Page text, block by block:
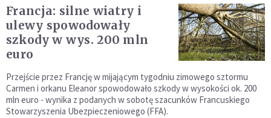
Francja: silne wiatry i
ulewy spowodowały
szkody w wys. 200 mln
euro
Przejście przez Francję w mijającym tygodniu zimowego sztormu
Carmen i orkanu Eleanor spowodowało szkody w wysokości ok. 200
mln euro - wynika z podanych w sobotę szacunków Francuskiego
Stowarzyszenia Ubezpieczeniowego (FFA).